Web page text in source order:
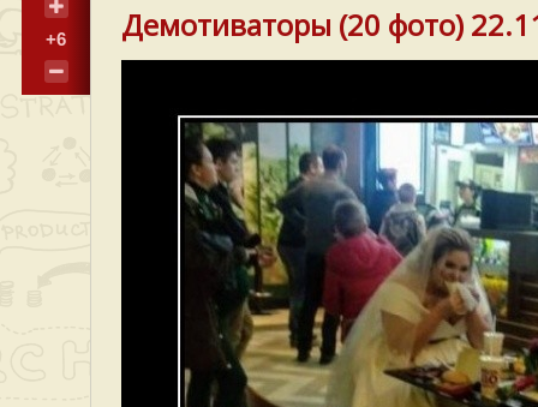
+6 Демотиваторы (20 фото)